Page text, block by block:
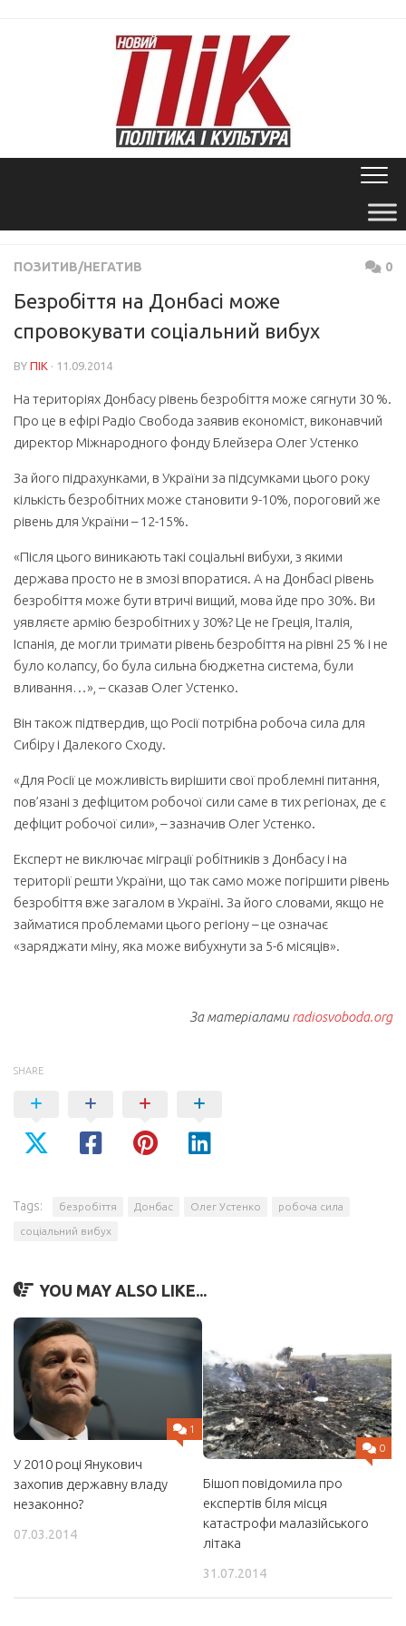
ПОЗИТИВ/НЕГАТИВ 0
Безробіття на Донбасі може
спровокувати соціальний вибух
BY ПІК · 11.09.2014
На територіях Донбасу рівень безробіття може сягнути 30 %.
Про це в ефірі Радіо Свобода заявив економіст, виконавчий
директор Міжнародного фонду Блейзера Олег Устенко
За його підрахунками, в України за підсумками цього року
кількість безробітних може становити 9-10%, пороговий же
рівень для України – 12-15%.
«Після цього виникають такі соціальні вибухи, з якими
держава просто не в змозі впоратися. А на Донбасі рівень
безробіття може бути втричі вищий, мова йде про 30%. Ви
уявляєте армію безробітних у 30%? Це не Греція, Італія,
Іспанія, де могли тримати рівень безробіття на рівні 25 % і не
було колапсу, бо була сильна бюджетна система, були
вливання…», – сказав Олег Устенко.
Він також підтвердив, що Росії потрібна робоча сила для
Сибіру і Далекого Сходу.
«Для Росії це можливість вирішити свої проблемні питання,
пов’язані з дефіцитом робочої сили саме в тих регіонах, де є
дефіцит робочої сили», – зазначив Олег Устенко.
Експерт не виключає міграції робітників з Донбасу і на
території решти України, що так само може погіршити рівень
безробіття вже загалом в Україні. За його словами, якщо не
займатися проблемами цього регіону – це означає
«заряджати міну, яка може вибухнути за 5-6 місяців».
За матеріаламиradiosvoboda.org
SHARE
Tags: безробіття Донбас Олег Устенко робоча сила
соціальний вибух
YOU MAY ALSO LIKE...
1
У 2010 році Янукович
захопив державну владу
незаконно?
07.03.2014
0
Бішоп повідомила про
експертів біля місця
катастрофи малазійського
літака
31.07.2014